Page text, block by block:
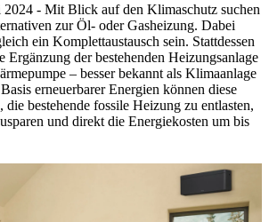
2024 - Mit Blick auf den Klimaschutz suchen
zur Öl- oder Gasheizung. Dabei
ein Komplettaustausch sein. Stattdessen
Ergänzung der bestehenden Heizungsanlage
– besser bekannt als Klimaanlage
erneuerbarer Energien können diese
die bestehende fossile Heizung zu entlasten,
und direkt die Energiekosten um bis